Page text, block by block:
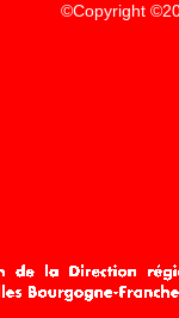
©Copyright